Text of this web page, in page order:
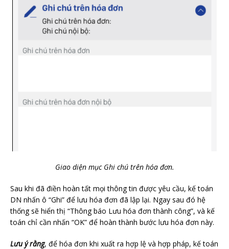
Giao diện mục Ghi chú trên hóa đơn.
Sau khi đã điền hoàn tất mọi thông tin được yêu cầu, kế toán
DN nhấn ô “Ghi” để lưu hóa đơn đã lập lại. Ngay sau đó hệ
thống sẽ hiển thị “Thông báo Lưu hóa đơn thành công”, và kế
toán chỉ cần nhấn “OK” để hoàn thành bước lưu hóa đơn này.
Lưu ý rằng, để hóa đơn khi xuất ra hợp lệ và hợp pháp, kế toán